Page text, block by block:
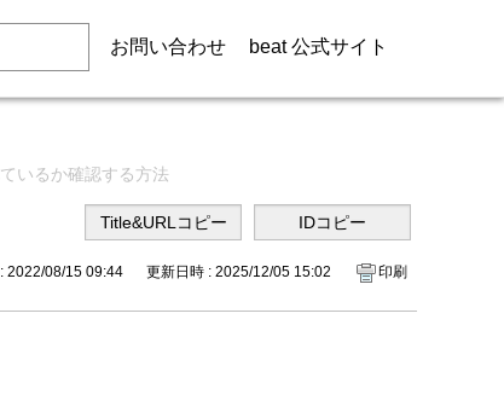
お問い合わせ beat 公式サイト
いるか確認する方法
2022/08/15 09:44 更新日時 : 2025/12/05 15:02 印刷